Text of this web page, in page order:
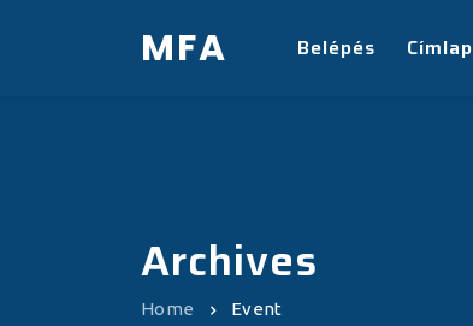
MFA Belépés Címlap
Archives
Home Event